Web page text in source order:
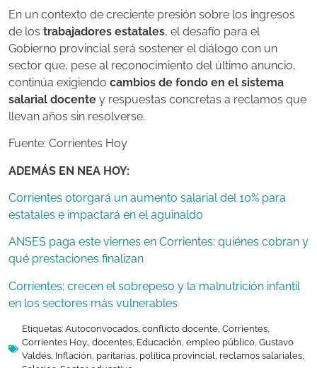
En un contexto de creciente presión sobre los ingresos
de los trabajadores estatales, el desafío para el
Gobierno provincial será sostener el diálogo con un
sector que, pese al reconocimiento del último anuncio,
continúa exigiendo cambios de fondo en el sistema
salarial docente y respuestas concretas a reclamos que
llevan años sin resolverse.
Fuente: Corrientes Hoy
ADEMÁS EN NEA HOY:
Corrientes otorgará un aumento salarial del 10% para
estatales e impactará en el aguinaldo
ANSES paga este viernes en Corrientes: quiénes cobran y
qué prestaciones finalizan
Corrientes: crecen el sobrepeso y la malnutrición infantil
en los sectores más vulnerables
Etiquetas: Autoconvocados, conflicto docente, Corrientes,
Corrientes Hoy., docentes, Educación, empleo público, Gustavo
Valdés, Inflación, paritarias, política provincial, reclamos salariales,